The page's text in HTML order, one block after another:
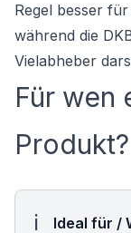
Regel besser
während die
Vielabheber
Für wen
Produkt?
Ideal für /